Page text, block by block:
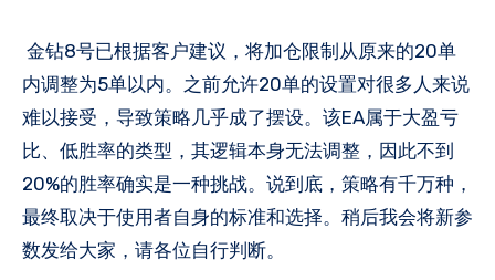
金钻8号已根据客户建议，将加仓限制从原来的20单
内调整为5单以内。之前允许20单的设置对很多人来说
难以接受，导致策略几乎成了摆设。该EA属于大盈亏
比、低胜率的类型，其逻辑本身无法调整，因此不到
20%的胜率确实是一种挑战。说到底，策略有千万种，
最终取决于使用者自身的标准和选择。稍后我会将新参
数发给大家，请各位自行判断。